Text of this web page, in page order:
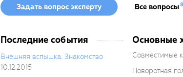
Задать вопрос эксперту Все вопросы
Последние события
Внешняя вспышка. Знакомство
10.12.2015
Основные
Совместимые
Поворотная